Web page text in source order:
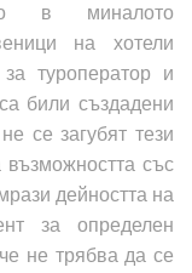
в миналото
на хотели
туроператор и
били създадени
се загубят тези
възможността със
дейността на
за определен
не трябва да се